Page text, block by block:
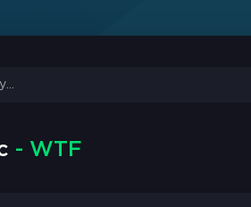
- WTF